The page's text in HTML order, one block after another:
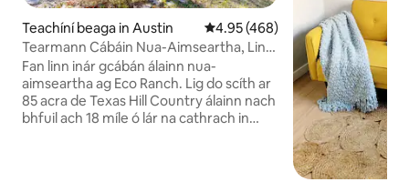
Teachíní beaga in Austin Meánrátáil 4.95 as 5, 468
4.95 (468)
Tearmann Cábáin Nua-Aimseartha, Linn
Snámha, Tobán Te, Gabhair & Éimí!
Fan linn inár gcábán álainn nua-
aimseartha ag Eco Ranch. Lig do scíth ar
85 acra de Texas Hill Country álainn nach
bhfuil ach 18 míle ó lár na cathrach in